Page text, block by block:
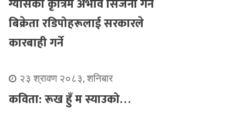
बिक्रेता रडिपोहरूलाई सरकारले
कारबाही गर्ने
२३ श्रावण २०८३, शनिबार
कविता: रूख हुँ म स्याउको…